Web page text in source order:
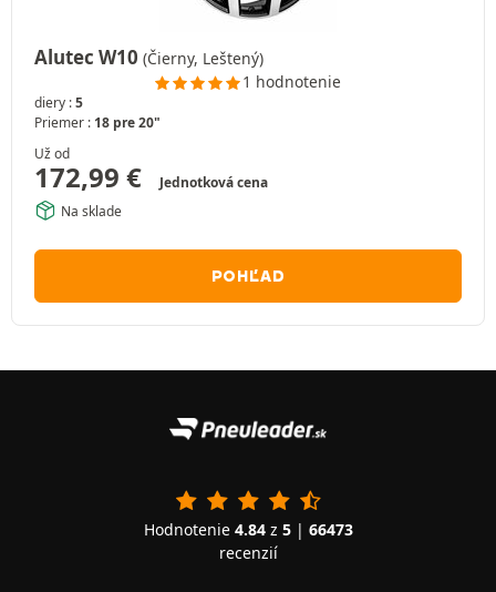
Alutec W10 (Čierny, Leštený)
1 hodnotenie
diery :5
Priemer : 18 pre 20"
Už od
172,99 €
Jednotková cena
Na sklade
POHĽAD
Hodnotenie 4.84z 5| 66473
recenzií